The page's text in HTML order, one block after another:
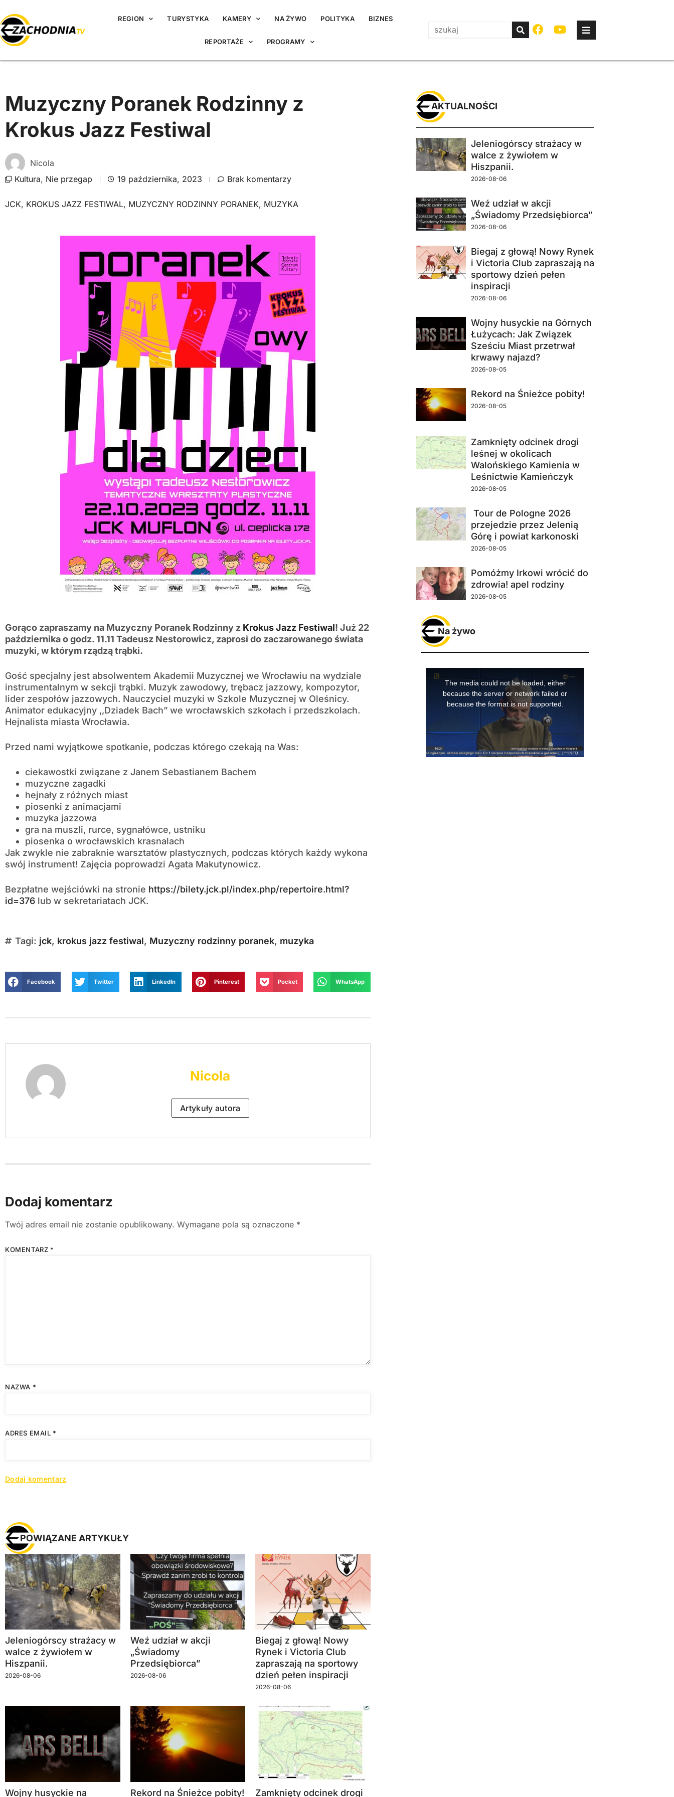
REGION TURYSTYKA KAMERY NA ŻYWO POLITYKA BIZNES
REPORTAŻE PROGRAMY
Muzyczny Poranek Rodzinny z
Krokus Jazz Festiwal
Nicola
Kultura, Nie przegap 19 października, 2023 Brak komentarzy
JCK, KROKUS JAZZ FESTIWAL, MUZYCZNY RODZINNY PORANEK, MUZYKA
Gorąco zapraszamy na Muzyczny Poranek Rodzinny z Krokus Jazz Festiwal! Już 22
października o godz. 11.11 Tadeusz Nestorowicz, zaprosi do zaczarowanego świata
muzyki, w którym rządzą trąbki.
Gość specjalny jest absolwentem Akademii Muzycznej we Wrocławiu na wydziale
instrumentalnym w sekcji trąbki. Muzyk zawodowy, trębacz jazzowy, kompozytor,
lider zespołów jazzowych. Nauczyciel muzyki w Szkole Muzycznej w Oleśnicy.
Animator edukacyjny ,,Dziadek Bach” we wrocławskich szkołach i przedszkolach.
Hejnalista miasta Wrocławia.
Przed nami wyjątkowe spotkanie, podczas którego czekają na Was:
ciekawostki związane z Janem Sebastianem Bachem
muzyczne zagadki
hejnały z różnych miast
piosenki z animacjami
muzyka jazzowa
gra na muszli, rurce, sygnałówce, ustniku
piosenka o wrocławskich krasnalach
Jak zwykle nie zabraknie warsztatów plastycznych, podczas których każdy wykona
swój instrument! Zajęcia poprowadzi Agata Makutynowicz.
Bezpłatne wejściówki na stronie https://bilety.jck.pl/index.php/repertoire.html?
id=376 lub w sekretariatach JCK.
Tagi: jck, krokus jazz festiwal, Muzyczny rodzinny poranek, muzyka
Facebook Twitter LinkedIn Pinterest Pocket WhatsApp
Nicola
Artykuły autora
Dodaj komentarz
Twój adres email nie zostanie opublikowany. Wymagane pola są oznaczone *
KOMENTARZ *
NAZWA *
ADRES EMAIL *
POWIĄZANE ARTYKUŁY
Jeleniogórscy strażacy w
walce z żywiołem w
Hiszpanii.
2026-08-06
Weź udział w akcji
„Świadomy
Przedsiębiorca”
2026-08-06
Biegaj z głową! Nowy
Rynek i Victoria Club
zapraszają na sportowy
dzień pełen inspiracji
2026-08-06
Wojny husyckie na Rekord na Śnieżce pobity! Zamknięty odcinek drogi
Jeleniogórscy strażacy w
walce z żywiołem w
Hiszpanii.
2026-08-06
Weź udział w akcji
„Świadomy Przedsiębiorca”
2026-08-06
Biegaj z głową! Nowy Rynek
i Victoria Club zapraszają na
sportowy dzień pełen
inspiracji
2026-08-06
Wojny husyckie na Górnych
Łużycach: Jak Związek
Sześciu Miast przetrwał
krwawy najazd?
2026-08-05
Rekord na Śnieżce pobity!
2026-08-05
Zamknięty odcinek drogi
leśnej w okolicach
Walońskiego Kamienia w
Leśnictwie Kamieńczyk
2026-08-05
Tour de Pologne 2026
przejedzie przez Jelenią
Górę i powiat karkonoski
2026-08-05
Pomóżmy Irkowi wrócić do
zdrowia! apel rodziny
2026-08-05
AKTUALNOŚCI
Na żywo